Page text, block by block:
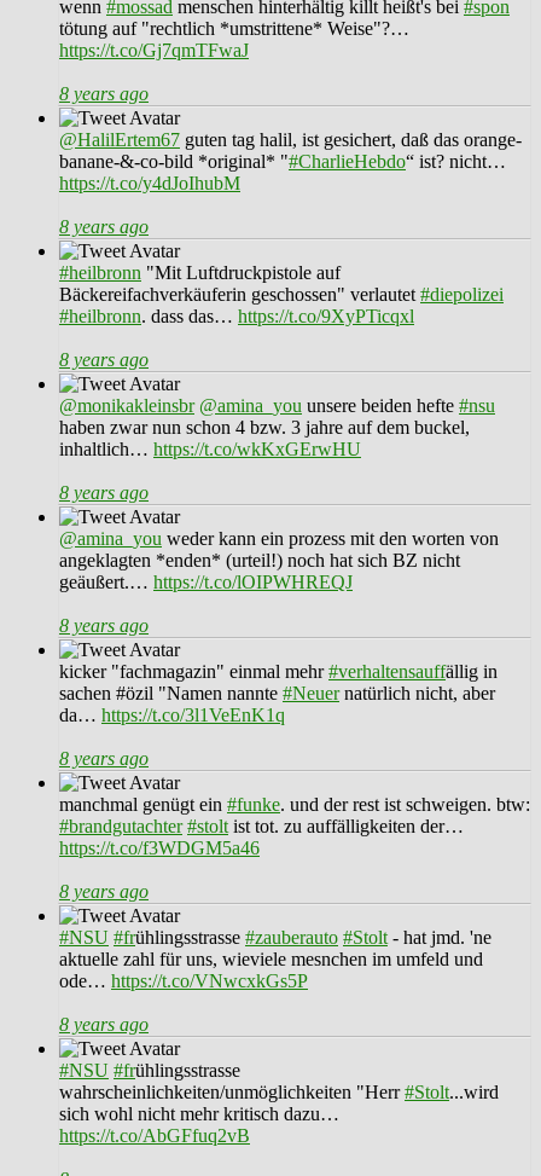
wenn #mossad menschen hinterhältig killt heißt's bei #spon
tötung auf "rechtlich *umstrittene* Weise"?…
https://t.co/Gj7qmTFwaJ
8 years ago
@HalilErtem67 guten tag halil, ist gesichert, daß das orange-
banane-&-co-bild *original* "#CharlieHebdo“ ist? nicht…
https://t.co/y4dJoIhubM
8 years ago
#heilbronn "Mit Luftdruckpistole auf
Bäckereifachverkäuferin geschossen" verlautet #diepolizei
#heilbronn. dass das… https://t.co/9XyPTicqxl
8 years ago
@monikakleinsbr @amina_you unsere beiden hefte #nsu
haben zwar nun schon 4 bzw. 3 jahre auf dem buckel,
inhaltlich… https://t.co/wkKxGErwHU
8 years ago
@amina_you weder kann ein prozess mit den worten von
angeklagten *enden* (urteil!) noch hat sich BZ nicht
geäußert.… https://t.co/lOIPWHREQJ
8 years ago
kicker "fachmagazin" einmal mehr#verhaltensauffällig in
sachen #özil "Namen nannte #Neuernatürlich nicht, aber
da… https://t.co/3l1VeEnK1q
8 years ago
manchmal genügt ein #funke. und der rest ist schweigen. btw:
#brandgutachter #stolt ist tot. zu auffälligkeiten der…
https://t.co/f3WDGM5a46
8 years ago
#NSU #frühlingsstrasse #zauberauto #Stolt - hat jmd. 'ne
aktuelle zahl für uns, wieviele mesnchen im umfeld und
ode… https://t.co/VNwcxkGs5P
8 years ago
#NSU #frühlingsstrasse
wahrscheinlichkeiten/unmöglichkeiten "Herr#Stolt...wird
sich wohl nicht mehr kritisch dazu…
https://t.co/AbGFfuq2vB